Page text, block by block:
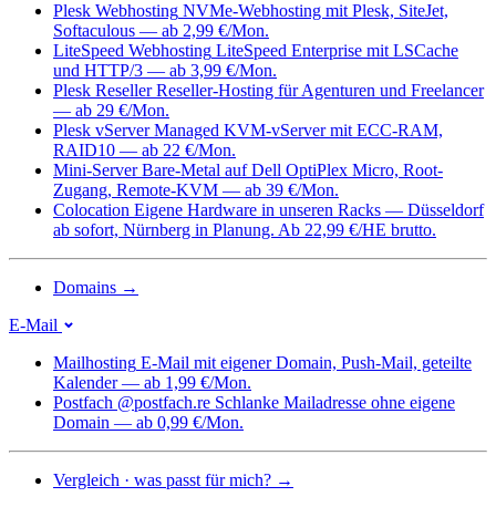
Plesk Webhosting NVMe-Webhosting mit Plesk, SiteJet,
Softaculous — ab 2,99 €/Mon.
LiteSpeed Webhosting LiteSpeed Enterprise mit LSCache
und HTTP/3 — ab 3,99 €/Mon.
Plesk Reseller Reseller-Hosting für Agenturen und Freelancer
— ab 29 €/Mon.
Plesk vServer Managed KVM-vServer mit ECC-RAM,
RAID10 — ab 22 €/Mon.
Mini-Server Bare-Metal auf Dell OptiPlex Micro, Root-
Zugang, Remote-KVM — ab 39 €/Mon.
Colocation Eigene Hardware in unseren Racks — Düsseldorf
ab sofort, Nürnberg in Planung. Ab 22,99 €/HE brutto.
Domains →
E-Mail
Mailhosting E-Mail mit eigener Domain, Push-Mail, geteilte
Kalender — ab 1,99 €/Mon.
Postfach @postfach.re Schlanke Mailadresse ohne eigene
Domain — ab 0,99 €/Mon.
Vergleich · was passt für mich? →